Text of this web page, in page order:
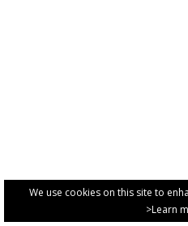
We use cookies on this site to
>Learn